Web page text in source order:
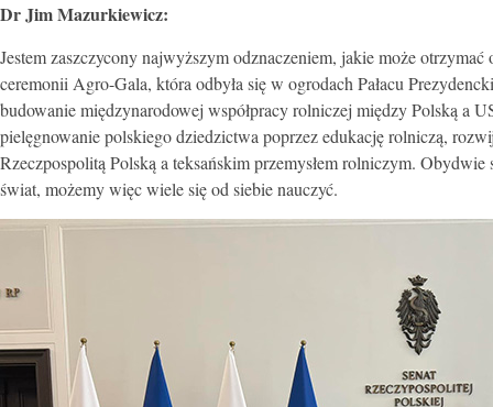
Dr Jim Mazurkiewicz:
Jestem zaszczycony najwyższym odznaczeniem, jakie może
ceremonii Agro-Gala, która odbyła się w ogrodach Pałacu
budowanie międzynarodowej współpracy rolniczej między Polską a
pielęgnowanie polskiego dziedzictwa poprzez edukację rolniczą,
Rzeczpospolitą Polską a teksańskim przemysłem rolniczym.
świat, możemy więc wiele się od siebie nauczyć.